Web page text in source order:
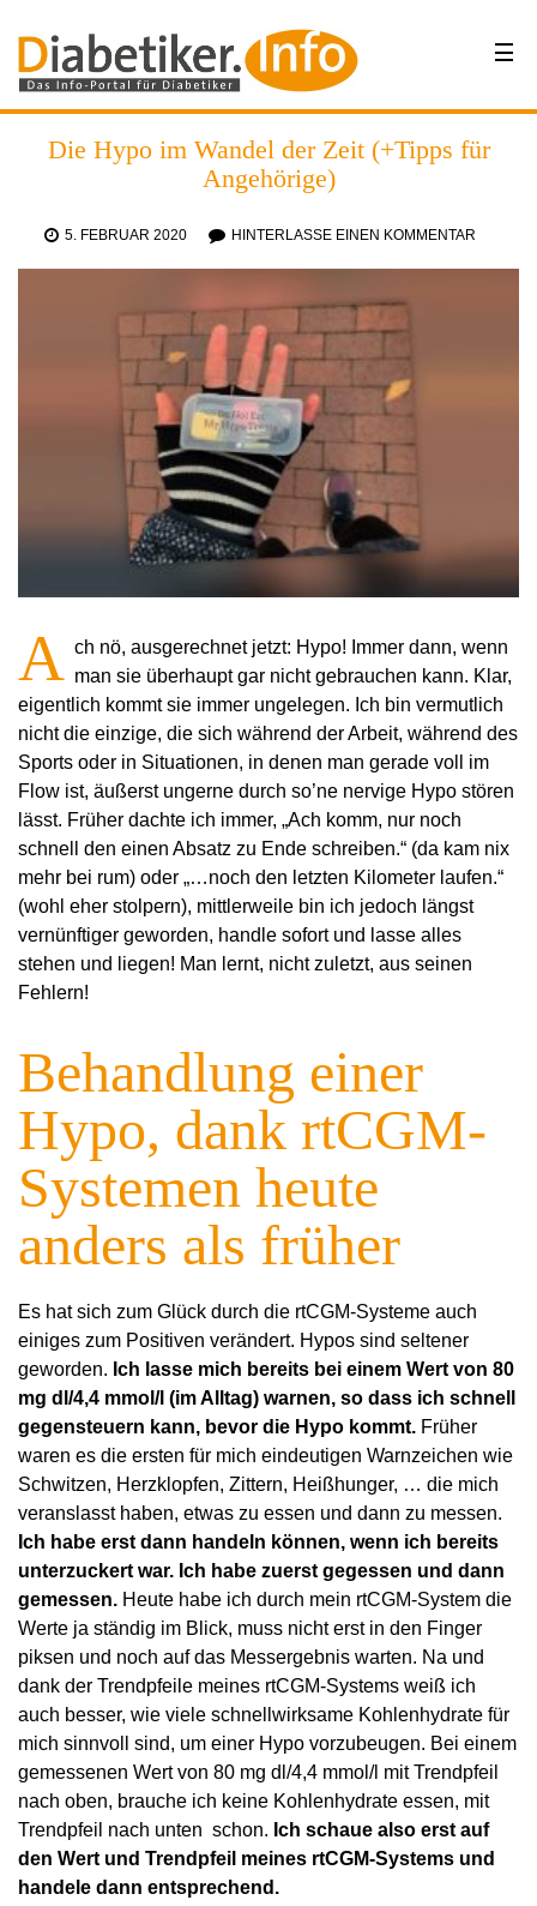
Die Hypo im Wandel der Zeit (+Tipps für
Angehörige)
5. FEBRUAR 2020 HINTERLASSE EINEN KOMMENTAR
A ch nö, ausgerechnet jetzt: Hypo! Immer dann, wenn
man sie überhaupt gar nicht gebrauchen kann. Klar,
eigentlich kommt sie immer ungelegen. Ich bin vermutlich
nicht die einzige, die sich während der Arbeit, während des
Sports oder in Situationen, in denen man gerade voll im
Flow ist, äußerst ungerne durch so’ne nervige Hypo stören
lässt. Früher dachte ich immer, „Ach komm, nur noch
schnell den einen Absatz zu Ende schreiben.“ (da kam nix
mehr bei rum) oder „…noch den letzten Kilometer laufen.“
(wohl eher stolpern), mittlerweile bin ich jedoch längst
vernünftiger geworden, handle sofort und lasse alles
stehen und liegen! Man lernt, nicht zuletzt, aus seinen
Fehlern!
Behandlung einer
Hypo, dank rtCGM-
Systemen heute
anders als früher
Es hat sich zum Glück durch die rtCGM-Systeme auch
einiges zum Positiven verändert. Hypos sind seltener
geworden. Ich lasse mich bereits bei einem Wert von 80
mg dl/4,4 mmol/l (im Alltag) warnen, so dass ich schnell
gegensteuern kann, bevor die Hypo kommt. Früher
waren es die ersten für mich eindeutigen Warnzeichen wie
Schwitzen, Herzklopfen, Zittern, Heißhunger, … die mich
veranslasst haben, etwas zu essen und dann zu messen.
Ich habe erst dann handeln können, wenn ich bereits
unterzuckert war. Ich habe zuerst gegessen und dann
gemessen. Heute habe ich durch mein rtCGM-System die
Werte ja ständig im Blick, muss nicht erst in den Finger
piksen und noch auf das Messergebnis warten. Na und
dank der Trendpfeile meines rtCGM-Systems weiß ich
auch besser, wie viele schnellwirksame Kohlenhydrate für
mich sinnvoll sind, um einer Hypo vorzubeugen. Bei einem
gemessenen Wert von 80 mg dl/4,4 mmol/l mit Trendpfeil
nach oben, brauche ich keine Kohlenhydrate essen, mit
Trendpfeil nach unten schon. Ich schaue also erst auf
den Wert und Trendpfeil meines rtCGM-Systems und
handele dann entsprechend.